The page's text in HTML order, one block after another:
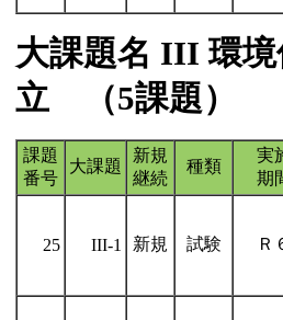
大課題名 III 環
立 （5課題）
課題
番号
大課題
新規
継続
種類
実
期
25 III-1 新規 試験 Ｒ